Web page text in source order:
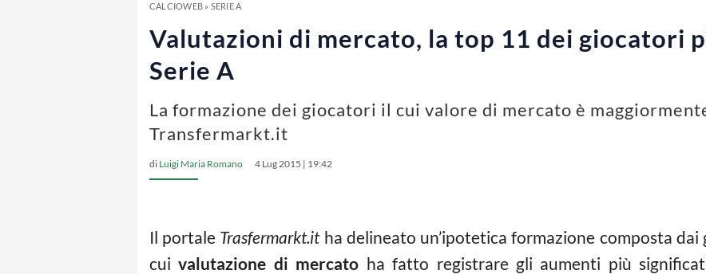
CALCIOWEB» SERIE A
Valutazioni di mercato, la top 11 dei giocatori
Serie A
La formazione dei giocatori il cui valore di mercato è
Transfermarkt.it
di Luigi Maria Romano 4 Lug 2015 | 19:42
Il portale Trasfermarkt.itha delineato un’ipotetica formazione composta
cuivalutazione di mercato ha fatto registrare gli aumenti più